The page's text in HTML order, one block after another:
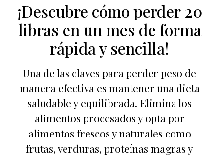
¡Descubre cómo perder 20
libras en un mes de forma
rápida y sencilla!
Una de las claves para perder peso de
manera efectiva es mantener una dieta
saludable y equilibrada. Elimina los
alimentos procesados y opta por
alimentos frescos y naturales como
frutas, verduras, proteínas magras y